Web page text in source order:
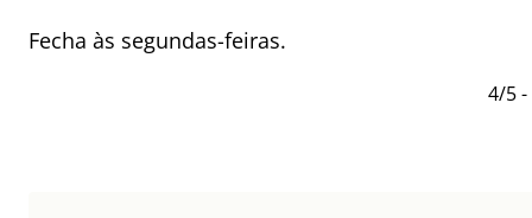
Fecha às segundas-feiras.
4/5